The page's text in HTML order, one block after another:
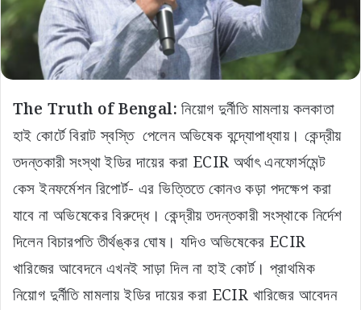
The Truth of Bengal: নিয়োগ দুর্নীতি মামলায় কলকাতা
হাই কোর্টে বিরাট স্বস্তি পেলেন অভিষেক বন্দ্যোপাধ্যায়। কেন্দ্রীয়
তদন্তকারী সংস্থা ইডির দায়ের করা ECIR অর্থাৎ এনফোর্সমেন্ট
কেস ইনফর্মেশন রিপোর্ট- এর ভিত্তিতে কোনও কড়া পদক্ষেপ করা
যাবে না অভিষেকের বিরুদ্ধে। কেন্দ্রীয় তদন্তকারী সংস্থাকে নির্দেশ
দিলেন বিচারপতি তীর্থঙ্কর ঘোষ। যদিও অভিষেকের ECIR
খারিজের আবেদনে এখনই সাড়া দিল না হাই কোর্ট। প্রাথমিক
নিয়োগ দুর্নীতি মামলায় ইডির দায়ের করা ECIR খারিজের আবেদন